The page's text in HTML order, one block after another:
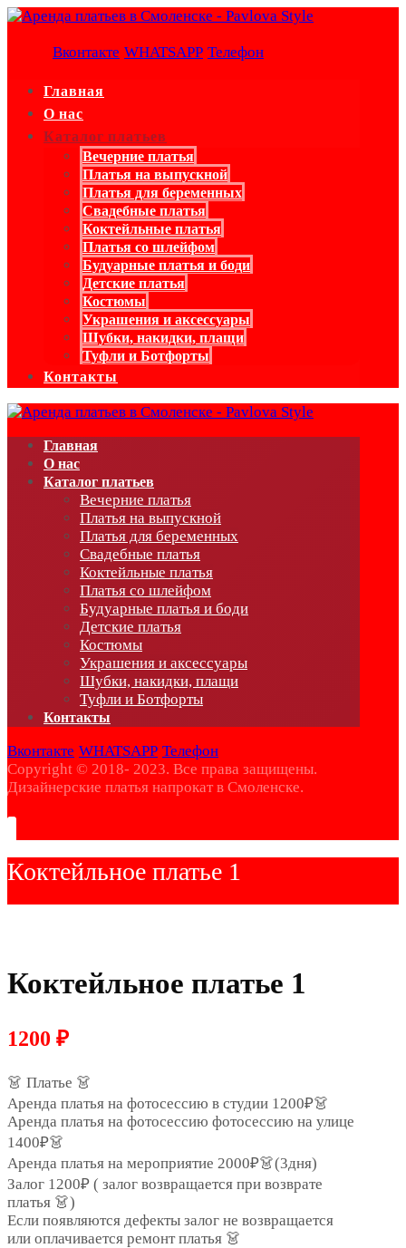
Вконтакте WHATSAPP Телефон
Главная
О нас
Каталог платьев
Вечерние платья
Платья на выпускной
Платья для беременных
Свадебные платья
Коктейльные платья
Платья со шлейфом
Будуарные платья и боди
Детские платья
Костюмы
Украшения и аксессуары
Шубки, накидки, плащи
Туфли и Ботфорты
Контакты
Главная
О нас
Каталог платьев
Вечерние платья
Платья на выпускной
Платья для беременных
Свадебные платья
Коктейльные платья
Платья со шлейфом
Будуарные платья и боди
Детские платья
Костюмы
Украшения и аксессуары
Шубки, накидки, плащи
Туфли и Ботфорты
Контакты
Вконтакте WHATSAPP Телефон
Copyright © 2018- 2023. Все права защищены.
Дизайнерские платья напрокат в Смоленске.
Коктейльное платье 1
Коктейльное платье 1
1200 ₽
👗 Платье 👗
Аренда платья на фотосессию в студии 1200₽👗
Аренда платья на фотосессию фотосессию на улице
1400₽👗
Аренда платья на мероприятие 2000₽👗(3дня)
Залог 1200₽ ( залог возвращается при возврате
платья 👗)
Если появляются дефекты залог не возвращается
или оплачивается ремонт платья 👗